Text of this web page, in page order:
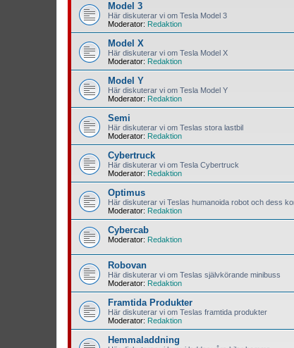
Model 3
Här diskuterar vi om Tesla Model 3
Moderator: Redaktion
Model X
Här diskuterar vi om Tesla Model X
Moderator: Redaktion
Model Y
Här diskuterar vi om Tesla Model Y
Moderator: Redaktion
Semi
Här diskuterar vi om Teslas stora lastbil
Moderator: Redaktion
Cybertruck
Här diskuterar vi om Tesla Cybertruck
Moderator: Redaktion
Optimus
Här diskuterar vi Teslas humanoida robot och dess
Moderator: Redaktion
Cybercab
Moderator: Redaktion
Robovan
Här diskuterar vi om Teslas självkörande minibuss
Moderator: Redaktion
Framtida Produkter
Här diskuterar vi om Teslas framtida produkter
Moderator: Redaktion
Hemmaladdning